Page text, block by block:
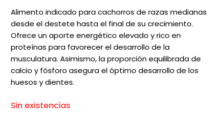
precios:
desde
7,17€
hasta
73,95€
Alimento indicado para cachorros de razas medianas
desde el destete hasta el final de su crecimiento.
Ofrece un aporte energético elevado y rico en
proteínas para favorecer el desarrollo de la
musculatura. Asimismo, la proporción equilibrada de
calcio y fósforo asegura el óptimo desarrollo de los
huesos y dientes.
Sin existencias